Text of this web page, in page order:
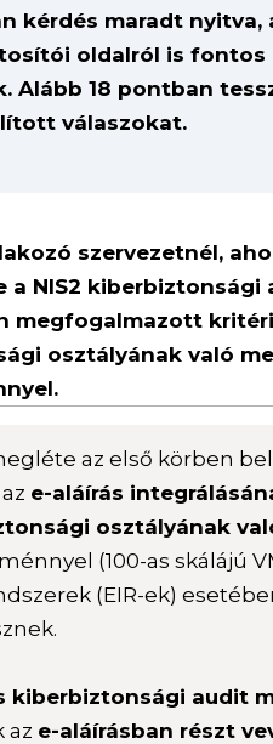
kérdés maradt nyitva,
oldalról is fontos
Alább 18 pontban
válaszokat.
szervezetnél,
a NIS2 kiberbiztonsági
megfogalmazott
osztályának való
az első körben
e-aláírás
osztályának
(100-as skálájú
(EIR-ek)
kiberbiztonsági audit
az e-aláírásban részt